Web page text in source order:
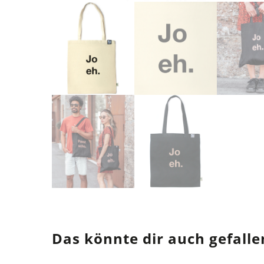
Das könnte dir auch